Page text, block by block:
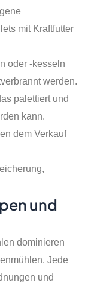
mit Kraftfutter
oder -kesseln
werden.
palettiert und
kann.
dem Verkauf
und
dominieren
Jede
und